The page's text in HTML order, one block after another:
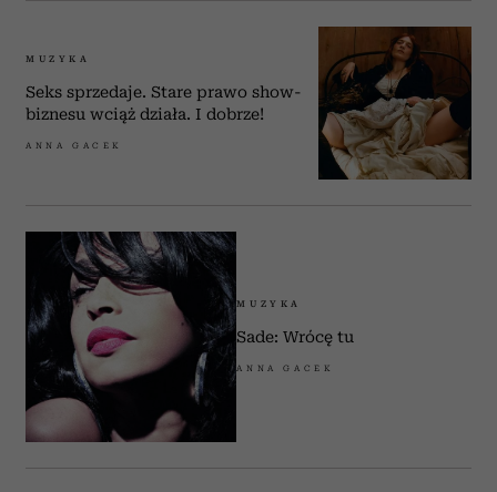
MUZYKA
Seks sprzedaje. Stare prawo show-
biznesu wciąż działa. I dobrze!
ANNA GACEK
MUZYKA
Sade: Wrócę tu
ANNA GACEK